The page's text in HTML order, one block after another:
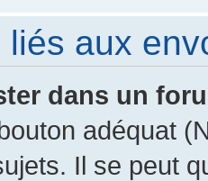
liés aux
dans un
adéquat
Il se peut